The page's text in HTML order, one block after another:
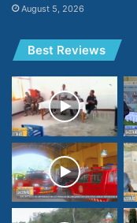
August 5, 2026
Best Reviews